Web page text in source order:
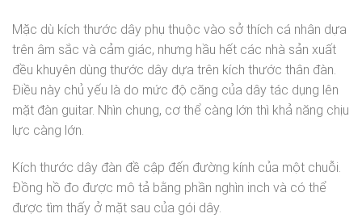
Mặc dù kích thước dây phụ thuộc vào sở thích cá nhân dựa
trên âm sắc và cảm giác, nhưng hầu hết các nhà sản xuất
đều khuyên dùng thước dây dựa trên kích thước thân đàn.
Điều này chủ yếu là do mức độ căng của dây tác dụng lên
mặt đàn guitar. Nhìn chung, cơ thể càng lớn thì khả năng chịu
lực càng lớn.
Kích thước dây đàn đề cập đến đường kính của một chuỗi.
Đồng hồ đo được mô tả bằng phần nghìn inch và có thể
được tìm thấy ở mặt sau của gói dây.